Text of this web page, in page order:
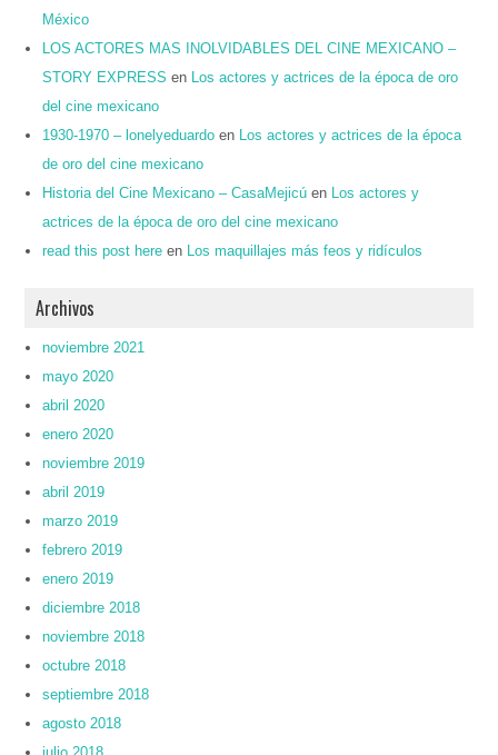
México
LOS ACTORES MAS INOLVIDABLES DEL CINE MEXICANO –
STORY EXPRESS en
Los actores y actrices de la época de oro
del cine mexicano
1930-1970 – lonelyeduardo en
Los actores y actrices de la época
de oro del cine mexicano
Historia del Cine Mexicano – CasaMejicú en
Los actores y
actrices de la época de oro del cine mexicano
read this post here en Los maquillajes más feos y ridículos
Archivos
noviembre 2021
mayo 2020
abril 2020
enero 2020
noviembre 2019
abril 2019
marzo 2019
febrero 2019
enero 2019
diciembre 2018
noviembre 2018
octubre 2018
septiembre 2018
agosto 2018